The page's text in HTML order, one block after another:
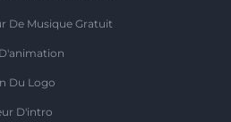
De Musique Gratuit
Du Logo
D'intro